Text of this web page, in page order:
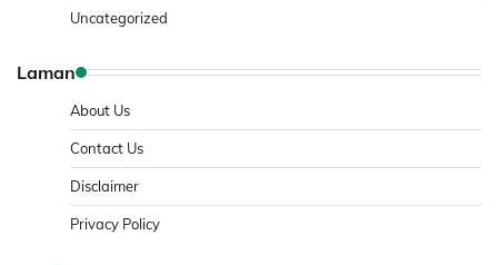
Uncategorized
Laman
About Us
Contact Us
Disclaimer
Privacy Policy